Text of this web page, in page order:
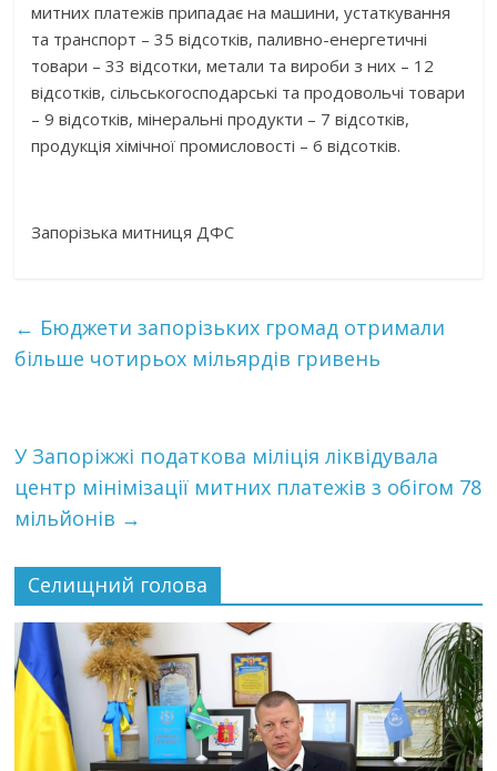
митних платежів припадає на машини, устаткування
та транспорт – 35 відсотків, паливно-енергетичні
товари – 33 відсотки, метали та вироби з них – 12
відсотків, сільськогосподарські та продовольчі товари
– 9 відсотків, мінеральні продукти – 7 відсотків,
продукція хімічної промисловості – 6 відсотків.
Запорізька митниця ДФС
← Бюджети запорізьких громад отримали
більше чотирьох мільярдів гривень
У Запоріжжі податкова міліція ліквідувала
центр мінімізації митних платежів з обігом 78
мільйонів →
Селищний голова